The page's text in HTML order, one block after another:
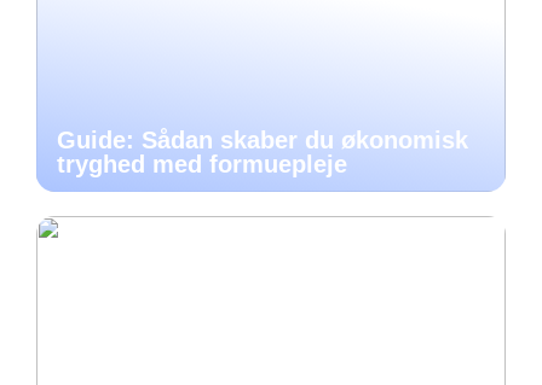
Guide: Sådan skaber du økonomisk
tryghed med formuepleje